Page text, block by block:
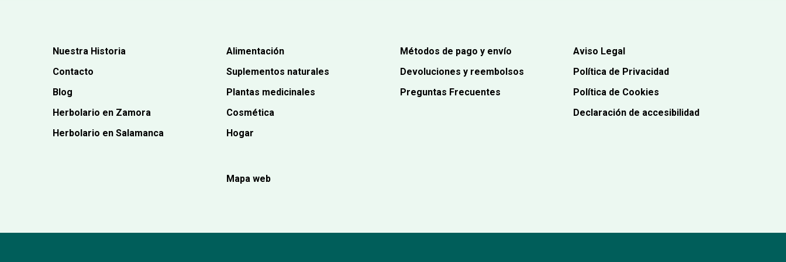
Nuestra Historia
Contacto
Blog
Herbolario en Zamora
Herbolario en Salamanca
Alimentación
Suplementos naturales
Plantas medicinales
Cosmética
Hogar
Mapa web
Métodos de pago y envío
Devoluciones y reembolsos
Preguntas Frecuentes
Aviso Legal
Política de Privacidad
Política de Cookies
Declaración de accesibilidad